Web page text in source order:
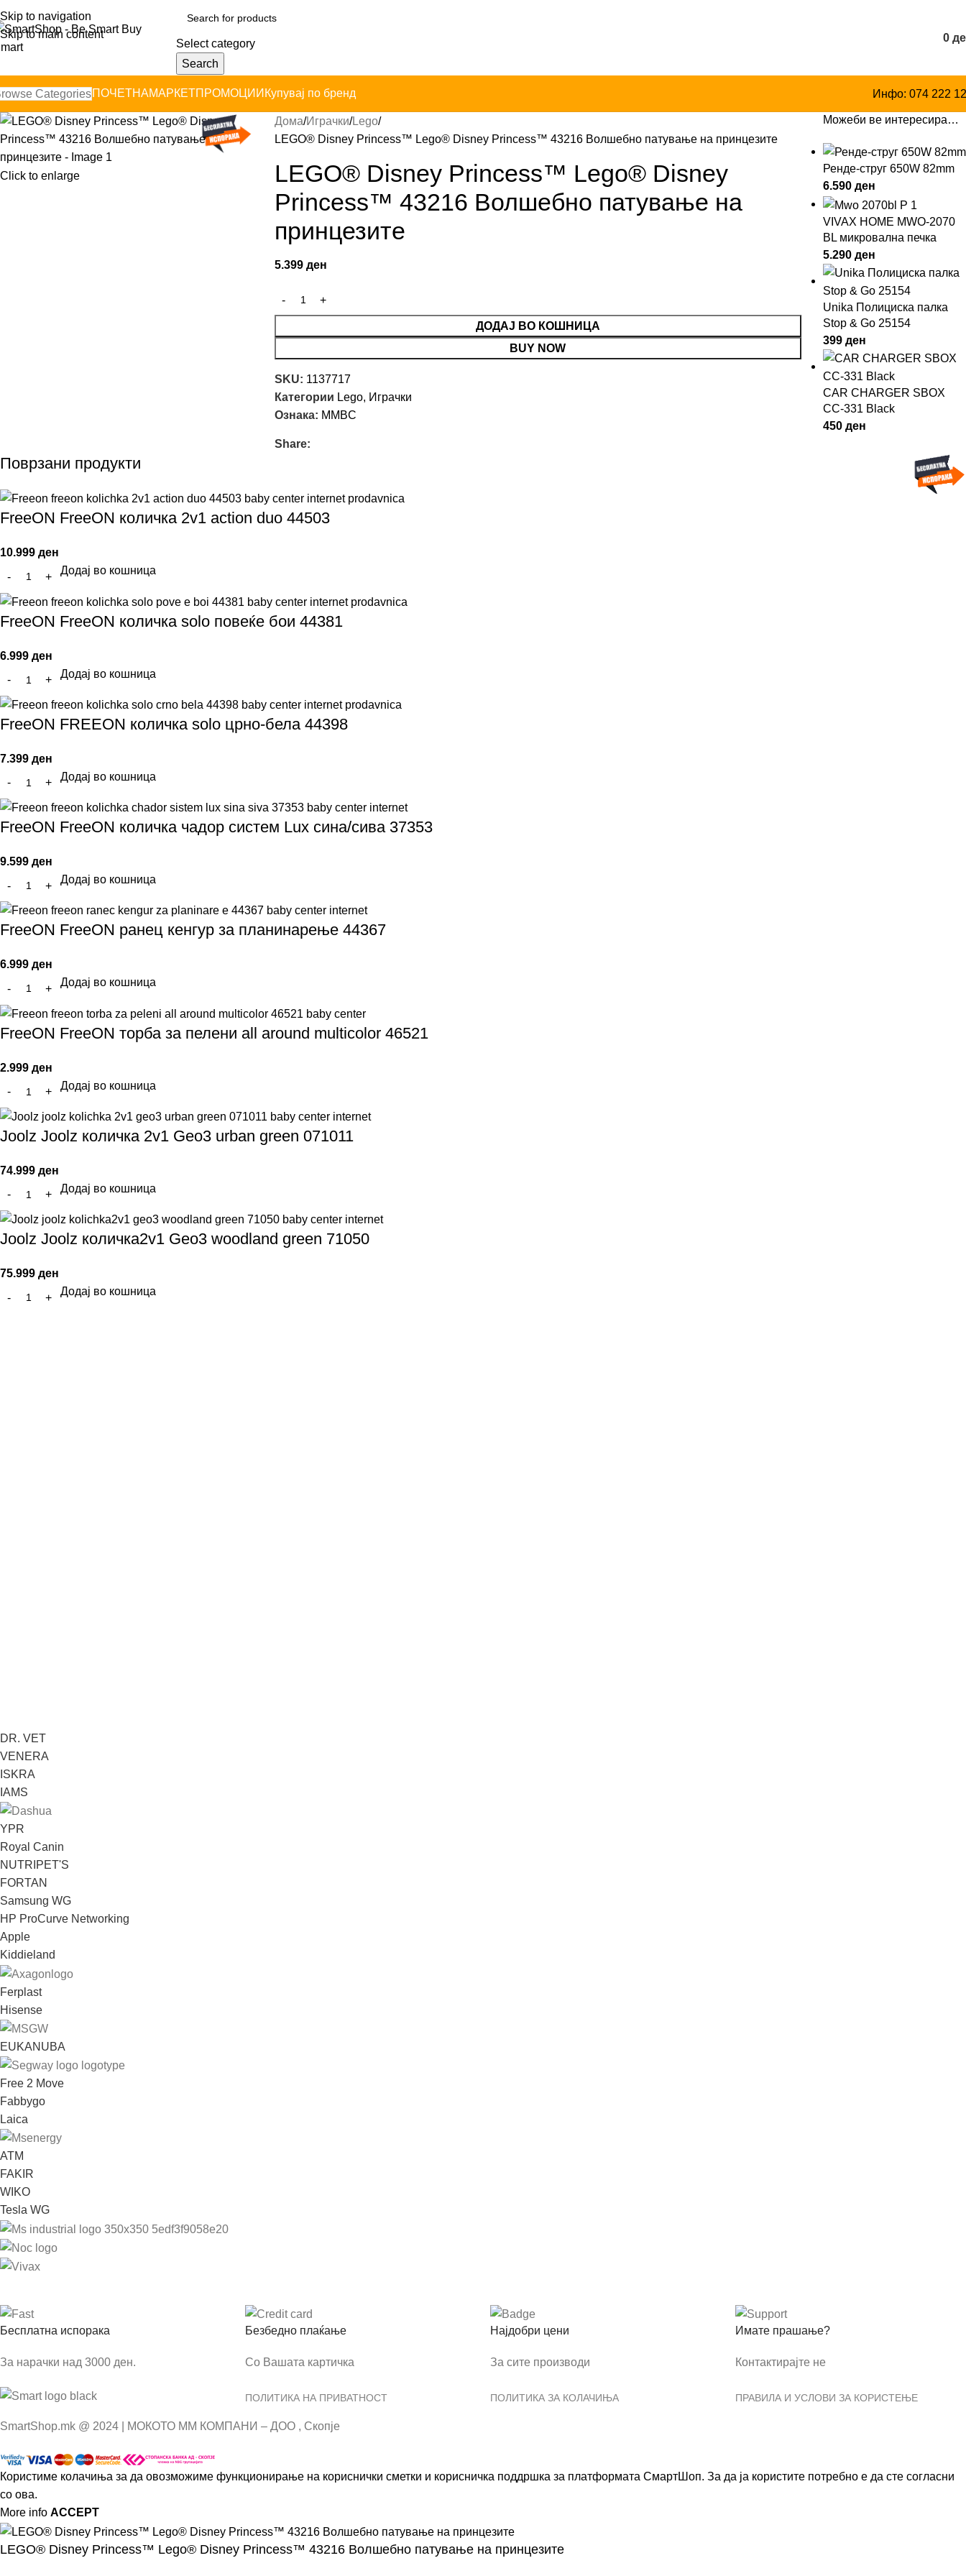
Skip to navigation
Skip to main content
Select category
Search
0
CategoriesПОЧЕТНАМАРКЕТПРОМОЦИИ Купувај по бренд Инфо: 074 222
Click to enlarge
Дома Играчки Lego
LEGO® Disney Princess™ Lego® Disney Princess™ 43216 Волшебно патување на принцезите
LEGO® Disney Princess™ Lego® Disney
Princess™ 43216 Волшебно патување на
принцезите
5.399 ден
ДОДАЈ ВО КОШНИЦА
BUY NOW
SKU: 1137717
Категории Lego, Играчки
Ознака: MMBC
Share:
Можеби ве интересира…
Ренде-струг 650W 82mm
6.590 ден
VIVAX HOME MWO-2070
BL микровална печка
5.290 ден
Unika Полициска палка
Stop & Go 25154
399 ден
CAR CHARGER SBOX
CC-331 Black
450 ден
Поврзани продукти
FreeON FreeON количка 2v1 action duo 44503
10.999 ден
Додај во кошница
FreeON FreeON количка solo повеќе бои 44381
6.999 ден
Додај во кошница
FreeON FREEON количка solo црно-бела 44398
7.399 ден
Додај во кошница
FreeON FreeON количка чадор систем Lux сина/сива 37353
9.599 ден
Додај во кошница
FreeON FreeON ранец кенгур за планинарење 44367
6.999 ден
Додај во кошница
FreeON FreeON торба за пелени аll around multicolor 46521
2.999 ден
Додај во кошница
Joolz Joolz количка 2v1 Geo3 urban green 071011
74.999 ден
Додај во кошница
Joolz Joolz количка2v1 Geo3 woodland green 71050
75.999 ден
Додај во кошница
DR. VET
VENERA
ISKRA
IAMS
YPR
Royal Canin
NUTRIPET'S
FORTAN
Samsung WG
HP ProCurve Networking
Apple
Kiddieland
Ferplast
Hisense
EUKANUBA
Free 2 Move
Fabbygo
Laica
ATM
FAKIR
WIKO
Tesla WG
Бесплатна испорака
За нарачки над 3000 ден.
Безбедно плаќање
Со Вашата картичка
Најдобри цени
За сите производи
Имате прашање?
Контактирајте не
ПОЛИТИКА НА ПРИВАТНОСТ ПОЛИТИКА ЗА КОЛАЧИЊА ПРАВИЛА И УСЛОВИ ЗА КОРИСТЕЊЕ
SmartShop.mk @ 2024 | МОКОТО ММ КОМПАНИ – ДОО , Скопје
Користиме колачиња за да овозможиме функционирање на кориснички сметки и корисничка поддршка за платформата СмартШоп. За да ја користите потребно е да сте согласни
со ова.
More info ACCEPT
LEGO® Disney Princess™ Lego® Disney Princess™ 43216 Волшебно патување на принцезите